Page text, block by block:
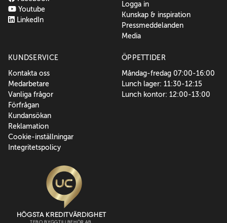
Youtube
LinkedIn
Logga in
Kunskap & inspiration
Pressmeddelanden
Media
KUNDSERVICE
Kontakta oss
Medarbetare
Vanliga frågor
Förfrågan
Kundansökan
Reklamation
Cookie-inställningar
Integritetspolicy
ÖPPETTIDER
Måndag-fredag 07:00-16:00
Lunch lager: 11:30-12:15
Lunch kontor: 12:00-13:00